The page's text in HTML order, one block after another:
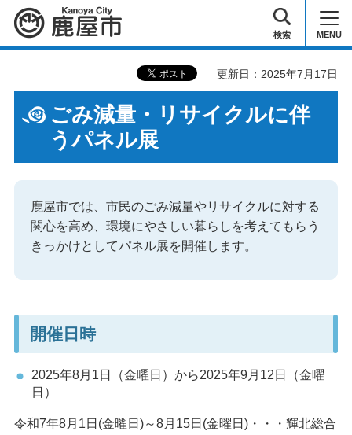
鹿屋市 検索 MENU
更新日：2025年7月17日
ごみ減量・リサイクルに伴
うパネル展
鹿屋市では、市民のごみ減量やリサイクルに対する
関心を高め、環境にやさしい暮らしを考えてもらう
きっかけとしてパネル展を開催します。
開催日時
2025年8月1日（金曜日）から2025年9月12日（金曜
日）
令和7年8月1日(金曜日)～8月15日(金曜日)・・・輝北総合